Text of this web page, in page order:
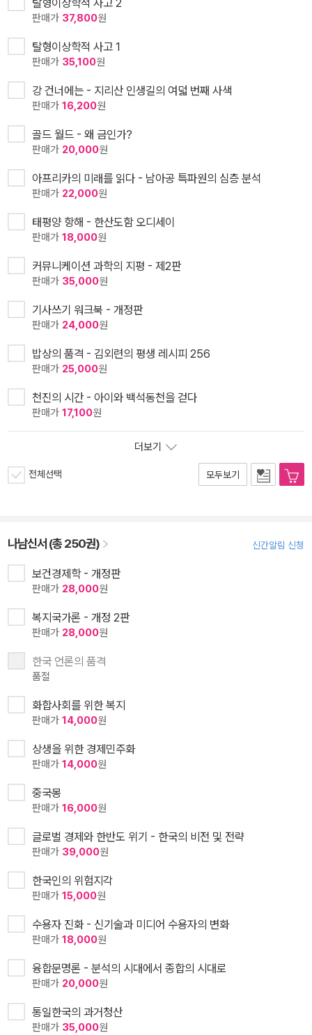
탈형이상학적 사고 2
판매가 37,800원
탈형이상학적 사고 1
판매가 35,100원
강 건너에는 - 지리산 인생길의 여덟 번째 사색
판매가 16,200원
골드 월드 - 왜 금인가?
판매가 20,000원
아프리카의 미래를 읽다 - 남아공 특파원의 심층 분석
판매가 22,000원
태평양 항해 - 한산도함 오디세이
판매가 18,000원
커뮤니케이션 과학의 지평 - 제2판
판매가 35,000원
기사쓰기 워크북 - 개정판
판매가 24,000원
밥상의 품격 - 김외련의 평생 레시피 256
판매가 25,000원
천진의 시간 - 아이와 백석동천을 걷다
판매가 17,100원
더보기
전체선택 모두보기
나남신서 (총 250권) 신간알림 신청
보건경제학 - 개정판
판매가 28,000원
복지국가론 - 개정 2판
판매가 28,000원
한국 언론의 품격
품절
화합사회를 위한 복지
판매가 14,000원
상생을 위한 경제민주화
판매가 14,000원
중국몽
판매가 16,000원
글로벌 경제와 한반도 위기 - 한국의 비전 및 전략
판매가 39,000원
한국인의 위험지각
판매가 15,000원
수용자 진화 - 신기술과 미디어 수용자의 변화
판매가 18,000원
융합문명론 - 분석의 시대에서 종합의 시대로
판매가 20,000원
통일한국의 과거청산
판매가 35,000원